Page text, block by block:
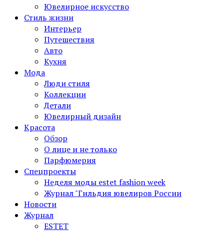
Ювелирное искусство
Стиль жизни
Интерьер
Путешествия
Авто
Кухня
Мода
Люди стиля
Коллекции
Детали
Ювелирный дизайн
Красота
Обзор
О лице и не только
Парфюмерия
Спецпроекты
Неделя моды estet fashion week
Журнал "Гильдия ювелиров России
Новости
Журнал
ESTET